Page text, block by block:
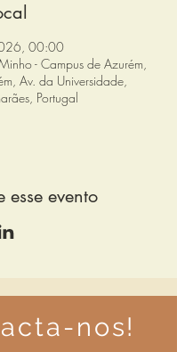
00:00
- Campus de Azurém,
Av. da Universidade,
Portugal
esse evento
nos!